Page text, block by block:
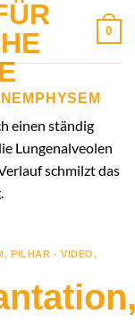
0
einen ständig
Lungenalveolen
schmilzt das
, PILHAR - VIDEO,